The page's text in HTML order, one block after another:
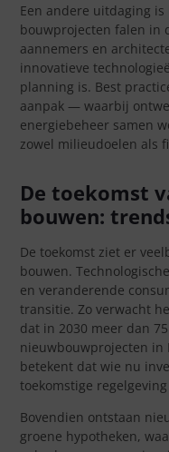
Een andere uitdaging
bouwprojecten falen in
aannemers en
innovatieve
planning is. Best
aanpak — waarbij
energiebeheer samen
zowel milieudoelen als
De toekomst
bouwen:
De toekomst ziet er
bouwen.
en veranderende
transitie. Zo verwacht
dat in 2030 meer dan
nieuwbouwprojecten in
betekent dat wie nu
toekomstige
Bovendien ontstaan
groene hypotheken,